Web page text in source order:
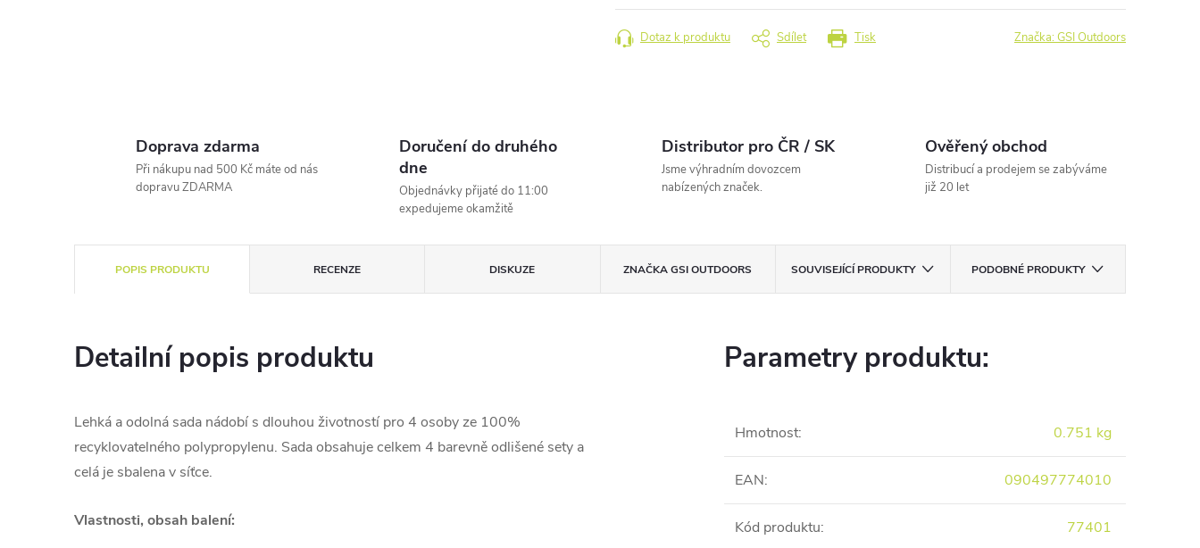
Tisk
Dotaz k produktu Sdílet Značka:GSI Outdoors
Doprava zdarma
Při nákupu nad 500 Kč máte od nás
dopravu ZDARMA
Doručení do druhého
dne
Objednávky přijaté do 11:00
expedujeme okamžitě
Distributor pro ČR / SK
Jsme výhradním dovozcem
nabízených značek.
Ověřený obchod
Distribucí a prodejem se zabýváme
již 20 let
POPIS PRODUKTU RECENZE DISKUZE ZNAČKAGSI OUTDOORS SOUVISEJÍCÍ PRODUKTY PODOBNÉ PRODUKTY
Detailní popis produktu
Lehká a odolná sada nádobí s dlouhou životností pro 4 osoby ze 100%
recyklovatelného polypropylenu. Sada obsahuje celkem 4 barevně odlišené sety a
celá je sbalena v síťce.
Vlastnosti, obsah balení:
Parametry produktu:
Hmotnost: 0.751 kg
EAN: 090497774010
Kód produktu: 77401